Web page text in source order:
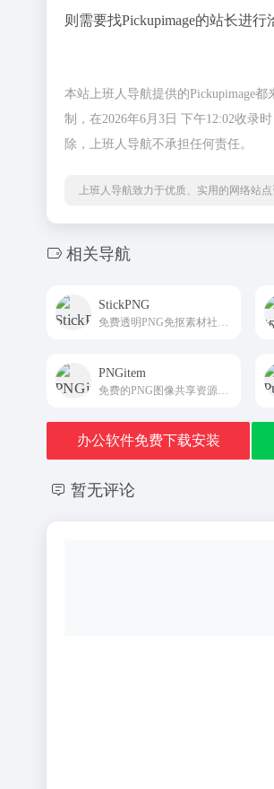
则需要找Pickupimage的站长进
本站上班人导航提供的Pickupimage
制，在2026年6月3日 下午12:02收录
除，上班人导航不承担任何责任。
上班人导航致力于优质、实用的网络站
相关导航
StickPNG
PNGitem
办公软件免费下载安装
暂无评论